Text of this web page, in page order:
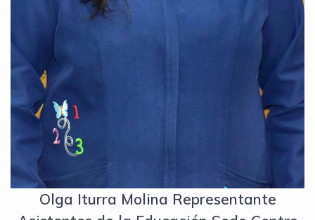
Olga Iturra Molina Representante